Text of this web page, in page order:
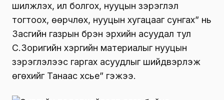
шилжүүлэх, ил болгох, нууцын зэрэглэл
тогтоох, өөрчлөх, нууцын хугацааг сунгах” нь
Засгийн газрын бүрэн эрхийн асуудал тул
С.Зоригийн хэргийн материалыг нууцын
зэрэглэлээс гаргах асуудлыг шийдвэрлэж
өгөхийг Танаас хүсье” гэжээ.